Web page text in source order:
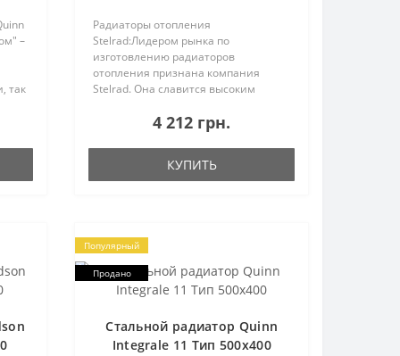
–
так
Радиаторы отопления
Stelrad:Лидером рынка по
изготовлению радиаторов
отопления признана компания
Stelrad. Она славится высоким
лет. Фабрика по производству
стальных радиаторов была открыта
в 1925 году в Нидерландах. ..
4 212 грн.
КУПИТЬ
Популярный
Продано
Стальной радиатор Quinn
Integrale 11 Тип 500х400